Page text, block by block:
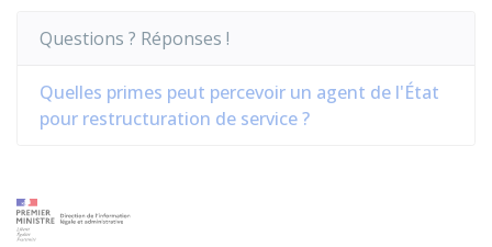
Questions ? Réponses !
Quelles primes peut percevoir un agent de l'État
pour restructuration de service ?